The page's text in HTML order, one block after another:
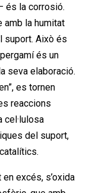
és la corrosió.
amb la humitat
suport. Això és
és un
seva elaboració.
es tornen
reaccions
cel·lulosa
del suport,
excés, s’oxida